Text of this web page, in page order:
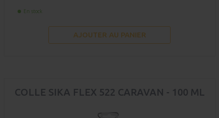
En stock
AJOUTER AU PANIER
COLLE SIKA FLEX 522 CARAVAN - 100 ML